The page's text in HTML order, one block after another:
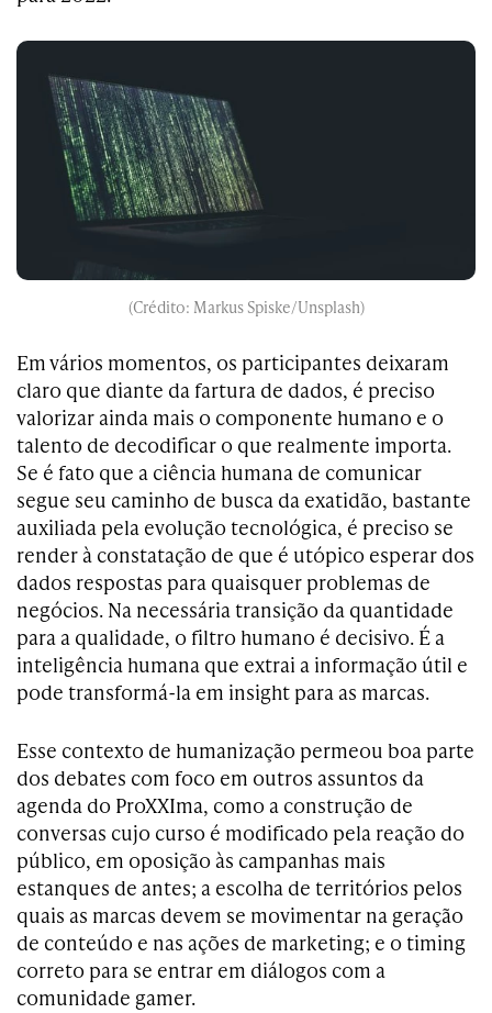
(Crédito: Markus Spiske/Unsplash)
Em vários momentos, os participantes deixaram
claro que diante da fartura de dados, é preciso
valorizar ainda mais o componente humano e o
talento de decodificar o que realmente importa.
Se é fato que a ciência humana de comunicar
segue seu caminho de busca da exatidão, bastante
auxiliada pela evolução tecnológica, é preciso se
render à constatação de que é utópico esperar dos
dados respostas para quaisquer problemas de
negócios. Na necessária transição da quantidade
para a qualidade, o filtro humano é decisivo. É a
inteligência humana que extrai a informação útil e
pode transformá-la em insight para as marcas.
Esse contexto de humanização permeou boa parte
dos debates com foco em outros assuntos da
agenda do ProXXIma, como a construção de
conversas cujo curso é modificado pela reação do
público, em oposição às campanhas mais
estanques de antes; a escolha de territórios pelos
quais as marcas devem se movimentar na geração
de conteúdo e nas ações de marketing; e o timing
correto para se entrar em diálogos com a
comunidade gamer.